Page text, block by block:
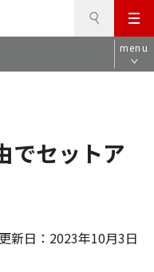
メ
ニ
ュ
menu
でセットア
更新日：2023年10月3日